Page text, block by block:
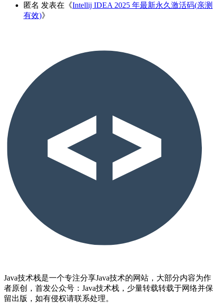
匿名 发表在《Intellij IDEA 2025 年最新永久激活码(亲测
有效)》
Java技术栈是一个专注分享Java技术的网站，大部分内容为作
者原创，首发公众号：Java技术栈，少量转载转载于网络并保
留出版，如有侵权请联系处理。